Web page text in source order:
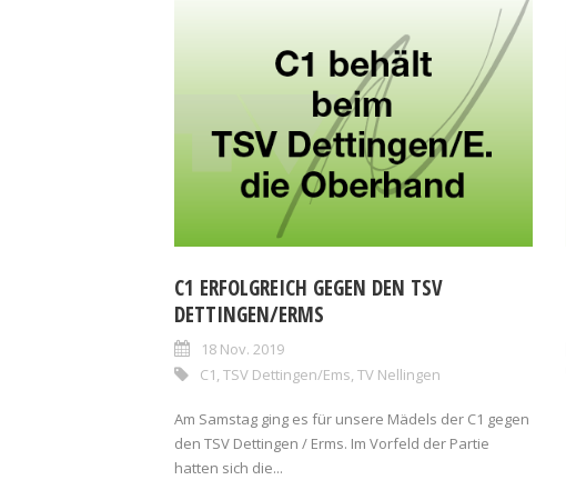
C1 ERFOLGREICH GEGEN DEN TSV
DETTINGEN/ERMS
18 Nov. 2019
C1, TSV Dettingen/Ems, TV Nellingen
Am Samstag ging es für unsere Mädels der C1 gegen
den TSV Dettingen / Erms. Im Vorfeld der Partie
hatten sich die...